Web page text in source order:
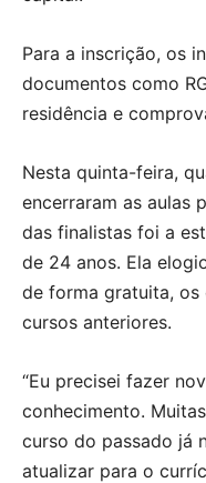
Para a inscrição, os
documentos como
residência e
Nesta quinta-feira,
encerraram as aulas
das finalistas foi a
de 24 anos. Ela
de forma gratuita, os
cursos anteriores.
“Eu precisei fazer
conhecimento.
curso do passado já
atualizar para o